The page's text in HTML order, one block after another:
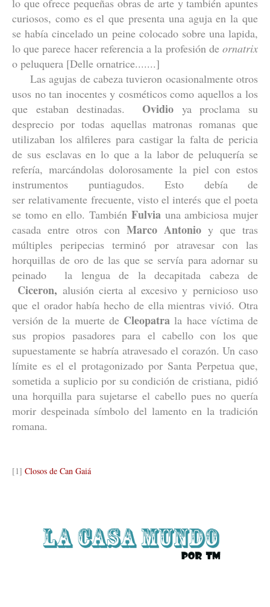
curiosos, como es el que presenta una aguja en la que
se había cincelado un peine colocado sobre una lapida,
lo que parece hacer referencia a la profesión de ornatrix
o peluquera [Delle ornatrice.......]
Las agujas de cabeza tuvieron ocasionalmente otros
usos no tan inocentes y cosméticos como aquellos a los
que estaban destinadas. Ovidioya proclama su
desprecio por todas aquellas matronas romanas que
utilizaban los alfileres para castigar la falta de pericia
de sus esclavas en lo que a la labor de peluquería se
refería, marcándolas dolorosamente la piel con estos
instrumentos puntiagudos. Esto debía de
ser relativamente frecuente, visto el interés que el poeta
se tomo en ello. También Fulvia una ambiciosa mujer
casada entre otros con Marco Antonio y que tras
múltiples peripecias terminó por atravesar con las
horquillas de oro de las que se servía para adornar su
peinado la lengua de la decapitada cabeza de
Ciceron, alusión cierta al excesivo y pernicioso uso
que el orador había hecho de ella mientras vivió. Otra
versión de la muerte de Cleopatra la hace víctima de
sus propios pasadores para el cabello con los que
supuestamente se habría atravesado el corazón. Un caso
límite es el el protagonizado por Santa Perpetua que,
sometida a suplicio por su condición de cristiana, pidió
una horquilla para sujetarse el cabello pues no quería
morir despeinada símbolo del lamento en la tradición
romana.
[1] Closos de Can Gaiá